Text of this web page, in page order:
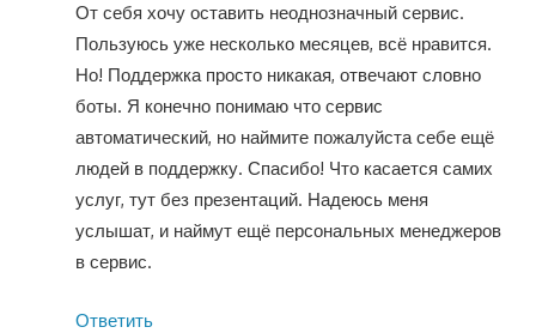
От себя хочу оставить неоднозначный сервис.
Пользуюсь уже несколько месяцев, всё нравится.
Но! Поддержка просто никакая, отвечают словно
боты. Я конечно понимаю что сервис
автоматический, но наймите пожалуйста себе ещё
людей в поддержку. Спасибо! Что касается самих
услуг, тут без презентаций. Надеюсь меня
услышат, и наймут ещё персональных менеджеров
в сервис.
Ответить